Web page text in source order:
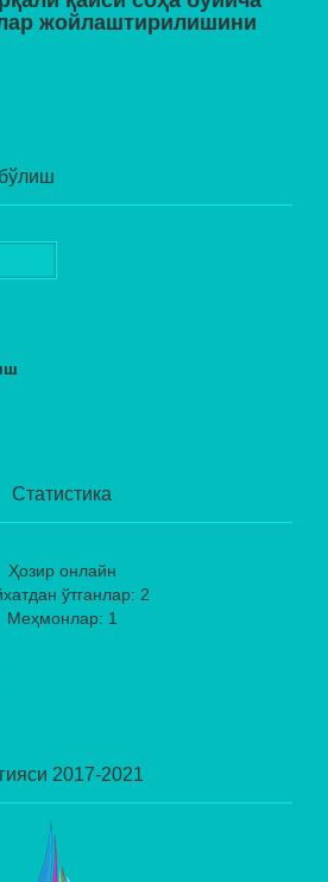
жойлаштирилишини
Статистика
Ҳозир онлайн
ўтганлар: 2
Меҳмонлар: 1
2017-2021